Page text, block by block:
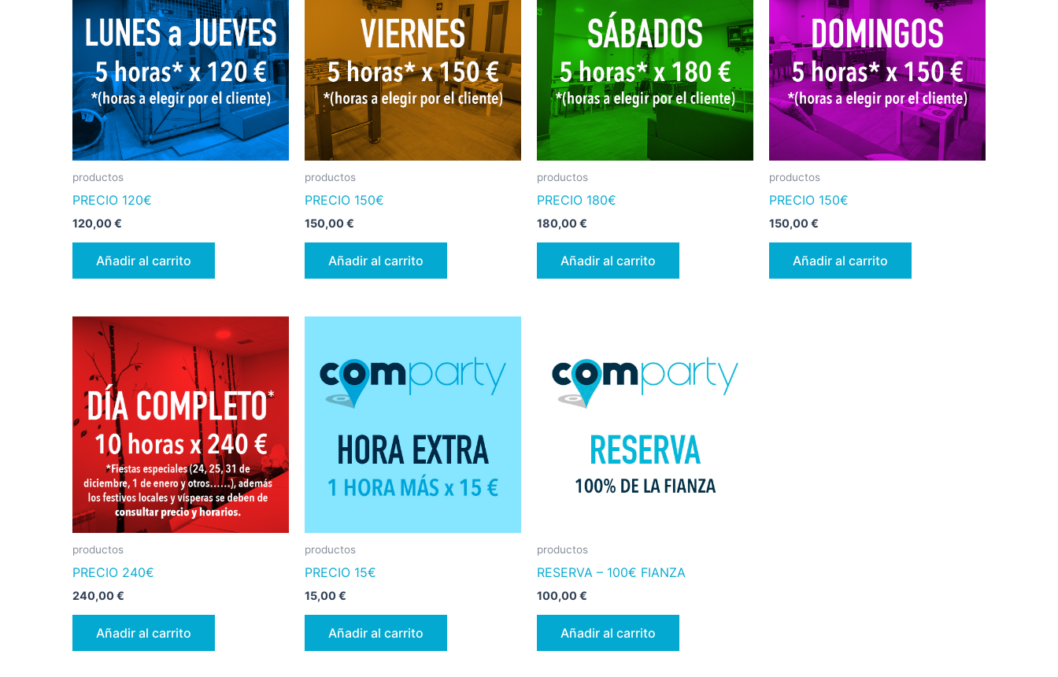
productos
PRECIO 120€
120,00€
Añadir al carrito
productos
PRECIO 150€
150,00€
Añadir al carrito
productos
PRECIO 180€
180,00€
Añadir al carrito
productos
PRECIO 150€
150,00€
Añadir al carrito
productos
PRECIO 240€
240,00€
Añadir al carrito
productos
PRECIO 15€
15,00€
Añadir al carrito
productos
RESERVA – 100€ FIANZA
100,00€
Añadir al carrito